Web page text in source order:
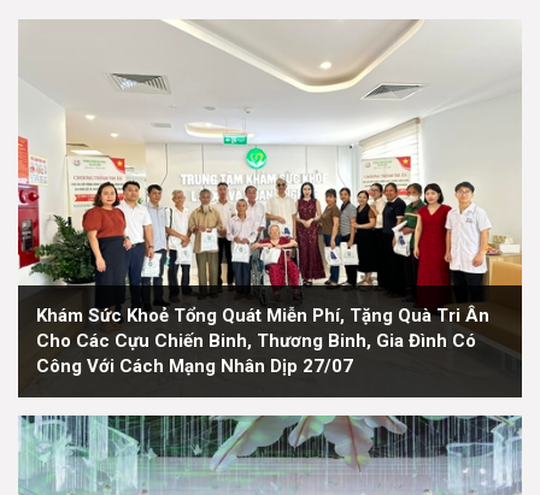
Khám Sức Khoẻ Tổng Quát Miễn Phí, Tặng Quà Tri Ân
Cho Các Cựu Chiến Binh, Thương Binh, Gia Đình Có
Công Với Cách Mạng Nhân Dịp 27/07